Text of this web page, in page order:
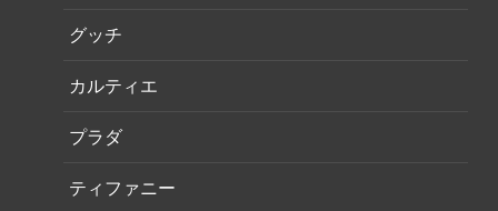
グッチ
カルティエ
プラダ
ティファニー